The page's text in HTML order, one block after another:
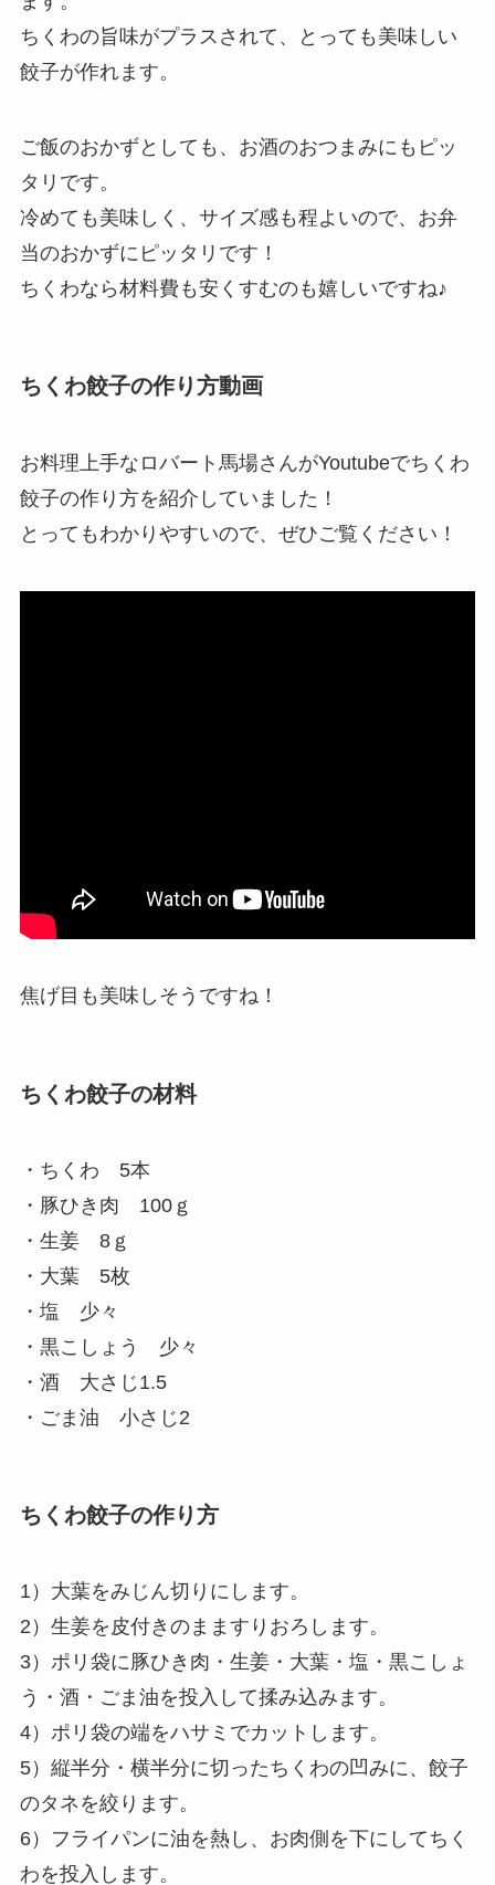
ちくわの旨味がプラスされて、とっても美味しい
餃子が作れます。
ご飯のおかずとしても、お酒のおつまみにもピッ
タリです。
冷めても美味しく、サイズ感も程よいので、お弁
当のおかずにピッタリです！
ちくわなら材料費も安くすむのも嬉しいですね♪
ちくわ餃子の作り方動画
お料理上手なロバート馬場さんがYoutubeでちくわ
餃子の作り方を紹介していました！
とってもわかりやすいので、ぜひご覧ください！
焦げ目も美味しそうですね！
ちくわ餃子の材料
・ちくわ 5本
・豚ひき肉 100ｇ
・生姜 8ｇ
・大葉 5枚
・塩 少々
・黒こしょう 少々
・酒 大さじ1.5
・ごま油 小さじ2
ちくわ餃子の作り方
1）大葉をみじん切りにします。
2）生姜を皮付きのまますりおろします。
3）ポリ袋に豚ひき肉・生姜・大葉・塩・黒こしょ
う・酒・ごま油を投入して揉み込みます。
4）ポリ袋の端をハサミでカットします。
5）縦半分・横半分に切ったちくわの凹みに、餃子
のタネを絞ります。
6）フライパンに油を熱し、お肉側を下にしてちく
わを投入します。